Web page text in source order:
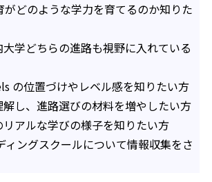
がどのような学力を育てるのか知りた
大学どちらの進路も視野に入れている
の位置づけやレベル感を知りたい方
解し、進路選びの材料を増やしたい方
リアルな学びの様子を知りたい方
ィングスクールについて情報収集をさ